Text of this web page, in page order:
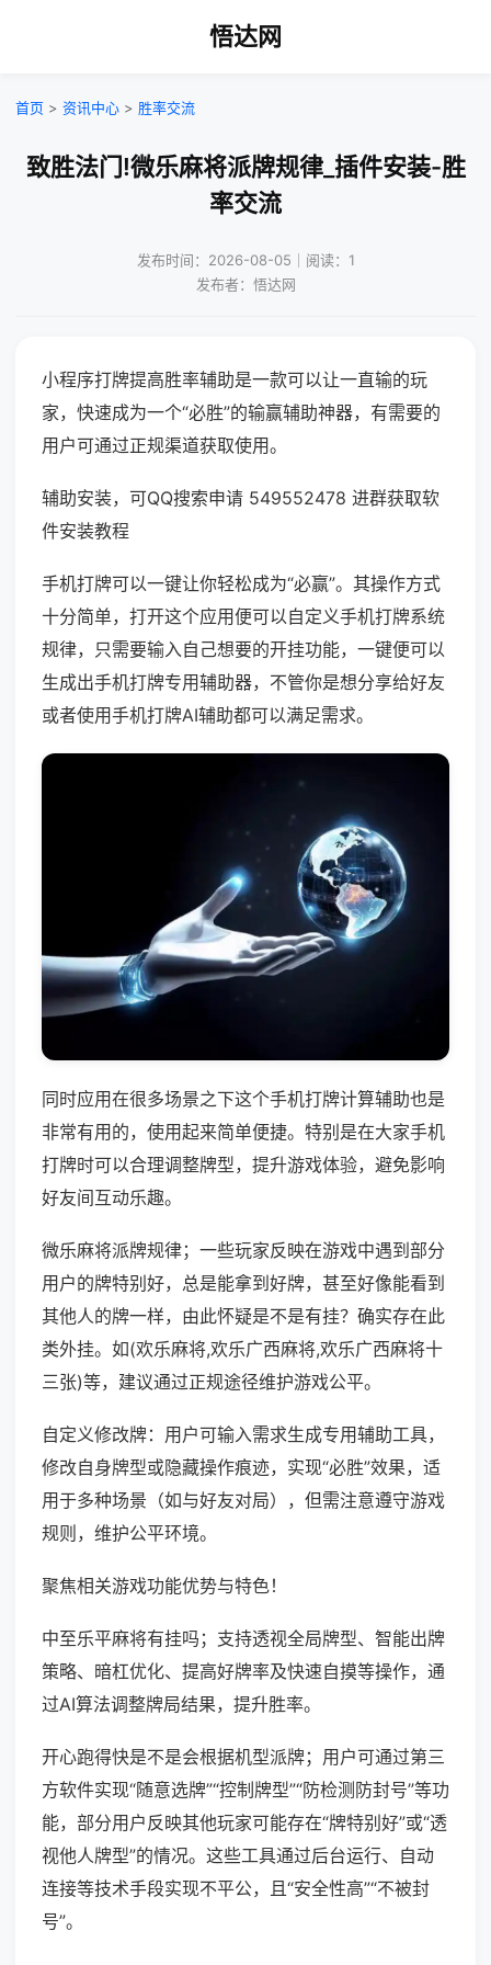
悟达网
首页 > 资讯中心 > 胜率交流
致胜法门!微乐麻将派牌规律_插件安装-胜
率交流
发布时间：2026-08-05｜阅读：1
发布者：悟达网
小程序打牌提高胜率辅助是一款可以让一直输的玩
家，快速成为一个“必胜”的输赢辅助神器，有需要的
用户可通过正规渠道获取使用。
辅助安装，可QQ搜索申请 549552478 进群获取软
件安装教程
手机打牌可以一键让你轻松成为“必赢”。其操作方式
十分简单，打开这个应用便可以自定义手机打牌系统
规律，只需要输入自己想要的开挂功能，一键便可以
生成出手机打牌专用辅助器，不管你是想分享给好友
或者使用手机打牌AI辅助都可以满足需求。
同时应用在很多场景之下这个手机打牌计算辅助也是
非常有用的，使用起来简单便捷。特别是在大家手机
打牌时可以合理调整牌型，提升游戏体验，避免影响
好友间互动乐趣。
微乐麻将派牌规律；一些玩家反映在游戏中遇到部分
用户的牌特别好，总是能拿到好牌，甚至好像能看到
其他人的牌一样，由此怀疑是不是有挂？确实存在此
类外挂。如(欢乐麻将,欢乐广西麻将,欢乐广西麻将十
三张)等，建议通过正规途径维护游戏公平。
自定义修改牌：用户可输入需求生成专用辅助工具，
修改自身牌型或隐藏操作痕迹，实现“必胜”效果，适
用于多种场景（如与好友对局），但需注意遵守游戏
规则，维护公平环境。
聚焦相关游戏功能优势与特色！
中至乐平麻将有挂吗；支持透视全局牌型、智能出牌
策略、暗杠优化、提高好牌率及快速自摸等操作，通
过AI算法调整牌局结果，提升胜率。
开心跑得快是不是会根据机型派牌；用户可通过第三
方软件实现“随意选牌”“控制牌型”“防检测防封号”等功
能，部分用户反映其他玩家可能存在“牌特别好”或“透
视他人牌型”的情况。这些工具通过后台运行、自动
连接等技术手段实现不平公，且“安全性高”“不被封
号”。